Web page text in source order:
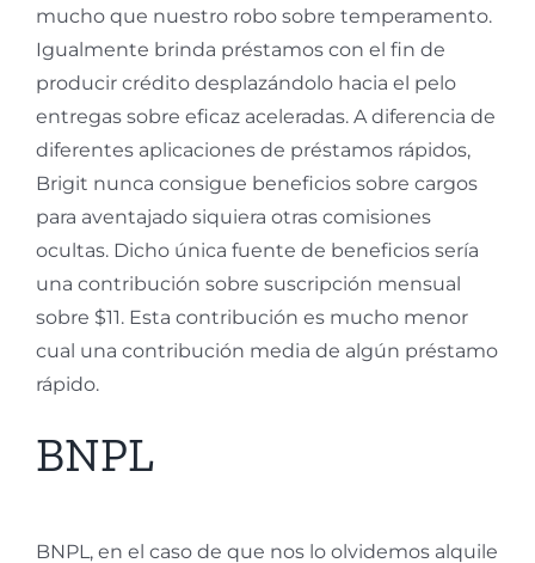
mucho que nuestro robo sobre temperamento.
Igualmente brinda préstamos con el fin de
producir crédito desplazándolo hacia el pelo
entregas sobre eficaz aceleradas. A diferencia de
diferentes aplicaciones de préstamos rápidos,
Brigit nunca consigue beneficios sobre cargos
para aventajado siquiera otras comisiones
ocultas. Dicho única fuente de beneficios serí­a
una contribución sobre suscripción mensual
sobre $11. Esta contribución es mucho menor
cual una contribución media de algún préstamo
rápido.
BNPL
BNPL, en el caso de que nos lo olvidemos alquile